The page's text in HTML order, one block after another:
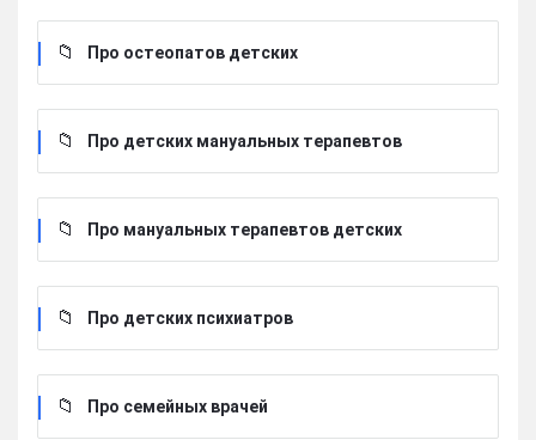
Про остеопатов детских
Про детских мануальных терапевтов
Про мануальных терапевтов детских
Про детских психиатров
Про семейных врачей